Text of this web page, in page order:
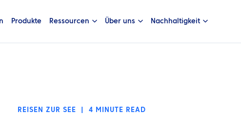
Produkte Ressourcen Über uns Nachhaltigkeit
REISEN ZUR SEE 4 MINUTE READ